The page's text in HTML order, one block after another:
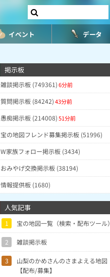
イベント データ
掲示板
雑談掲示板 (749361)6分前
質問掲示板 (84242)43分前
愚痴掲示板 (214008)51分前
宝の地図フレンド募集掲示板 (51996)
W家族フォロー掲示板 (3434)
おみやげ交換掲示板 (38194)
情報提供板 (1680)
人気記事
1 宝の地図一覧（検索・配布ツール）
2 雑談掲示板
3
山梨のかめさんのさまよえる地図
【配布/募集】